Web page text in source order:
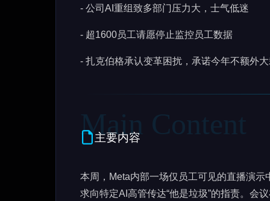
- 公司AI重组致多部门压力大，士气低迷
- 超1600员工请愿停止监控员工数据
- 扎克伯格承认变革困扰，承诺今年不额外
主要内容
本周，Meta内部一场仅员工可见的直播演示
求向特定AI高管传达“他是垃圾”的指责。会